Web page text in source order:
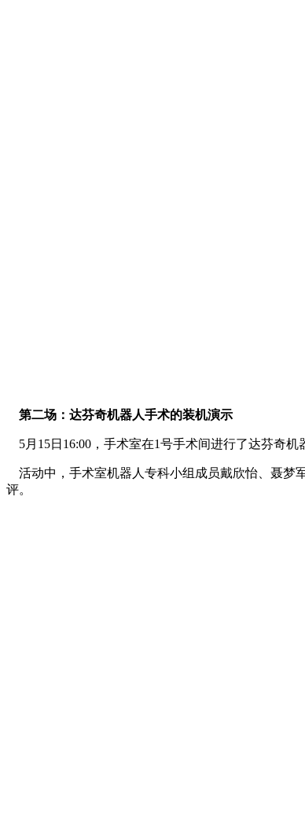
第二场：达芬奇机器人手术的装机演示
5月15日16:00，手术室在1号手术间进行了达芬奇
活动中，手术室机器人专科小组成员戴欣怡、聂梦
评。